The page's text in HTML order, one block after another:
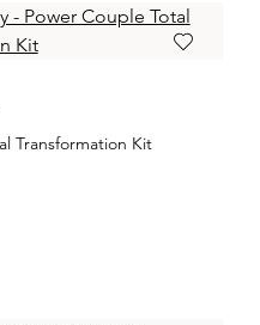
Transformation Kit